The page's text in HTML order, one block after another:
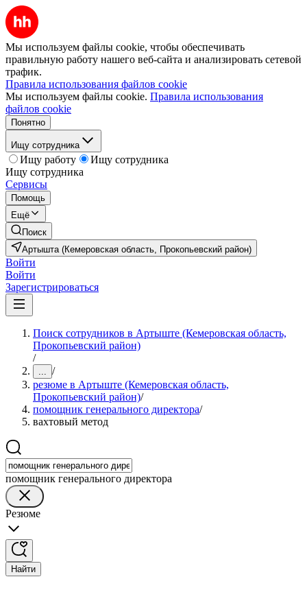
Мы используем файлы cookie, чтобы обеспечивать
правильную работу нашего веб-сайта и анализировать сетевой
трафик.
Правила использования файлов cookie
Мы используем файлы cookie. Правила использования
файлов cookie
Понятно
Ищу сотрудника
Ищу работу
Ищу сотрудника
Ищу сотрудника
Сервисы
Помощь
Ещё
Поиск
Артышта (Кемеровская область, Прокопьевский район)
Войти
Войти
Зарегистрироваться
Поиск сотрудников в Артыште (Кемеровская область,
Прокопьевский район)
/
... /
резюме в Артыште (Кемеровская область,
Прокопьевский район)/
помощник генерального директора/
вахтовый метод
помощник генерального директора
Резюме
Найти